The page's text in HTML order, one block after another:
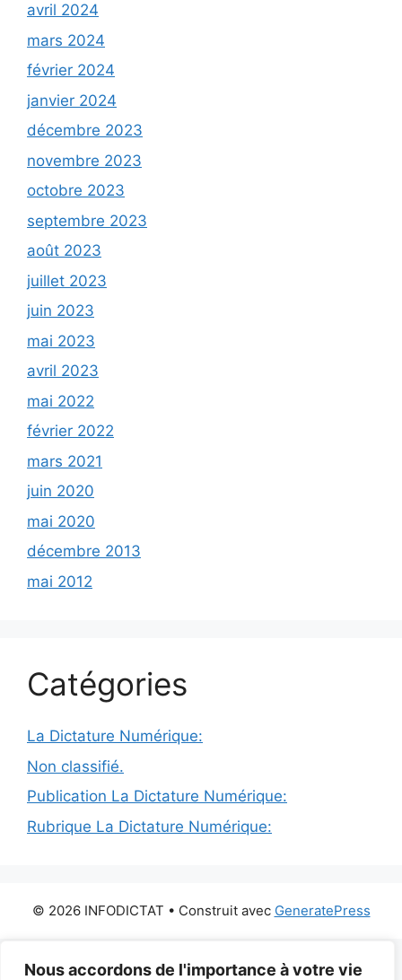
Nous accordons de l'importance à votre vie
avril 2024
mars 2024
février 2024
janvier 2024
décembre 2023
novembre 2023
octobre 2023
septembre 2023
août 2023
juillet 2023
juin 2023
mai 2023
avril 2023
mai 2022
février 2022
mars 2021
juin 2020
mai 2020
décembre 2013
mai 2012
Catégories
La Dictature Numérique:
Non classifié.
Publication La Dictature Numérique:
Rubrique La Dictature Numérique:
© 2026 INFODICTAT • Construit avec GeneratePress